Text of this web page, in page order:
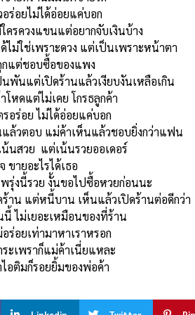
ร่อยไม่ได้อ่อยแค่บอก
ครควงแขนแต่อยากจับเงินบ้าง
ไม่ใช่เพราะดวง แต่เป็นเพราะหน้าตา
กแต่ชอบซื้อของแพง
พันแต่เปิดร้านแล้วเงียบงันเหลือเกิน
หดแต่ไม่เคย โกรธลูกค้า
อร่อย ไม่ได้อ่อยแค่บอก
แล้วตอบ แม่ค้าเห็นแล้วชอบยิ่งกว่าแฟน
น้นสวย แต่เน้นรวยออเดอร์
ขายอะไรได้เธอ
รุ่งนี้รวย งั้นขอไปซื้อหวยก่อนนะ
ร้าน แต่หนี้บาน เห็นแล้วเปิดร้านต่อดีกว่า
นี้ ไม่เยอะเหมือนของที่ร้าน
ร่อยเท่ามาหาเราหรอก
ะเพราก็แม่ค้าเนี่ยแหละ
อติมก็รอยยิ้มของพ่อค้า